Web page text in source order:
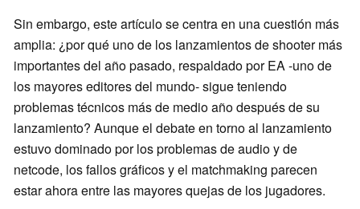
Sin embargo, este artículo se centra en una cuestión más
amplia: ¿por qué uno de los lanzamientos de shooter más
importantes del año pasado, respaldado por EA -uno de
los mayores editores del mundo- sigue teniendo
problemas técnicos más de medio año después de su
lanzamiento? Aunque el debate en torno al lanzamiento
estuvo dominado por los problemas de audio y de
netcode, los fallos gráficos y el matchmaking parecen
estar ahora entre las mayores quejas de los jugadores.